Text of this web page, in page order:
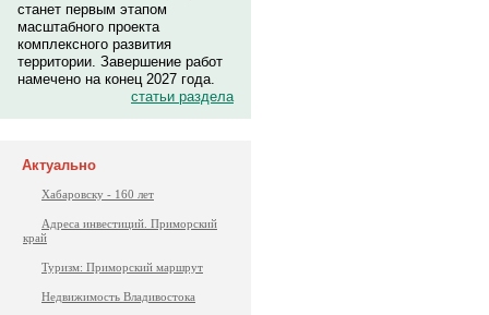
станет первым этапом
масштабного проекта
комплексного развития
территории. Завершение работ
намечено на конец 2027 года.
статьи раздела
Актуально
Хабаровску - 160 лет
Адреса инвестиций. Приморский
край
Туризм: Приморский маршрут
Недвижимость Владивостока